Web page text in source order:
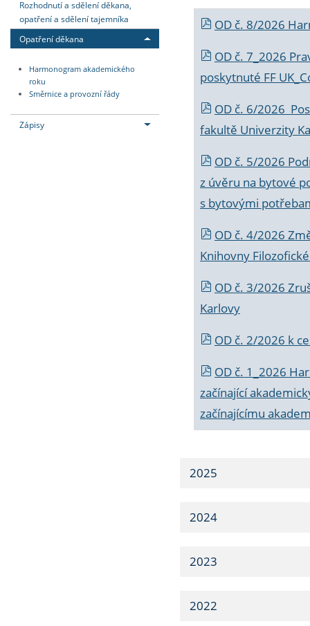
Rozhodnutí a sdělení děkana,
opatření a sdělení tajemníka
Opatření děkana
Harmonogram akademického
roku
Směrnice a provozní řády
Zápisy
OD č. 8/2026
OD č. 7_2026
poskytnuté FF
OD č. 6/2026
fakultě Univerzity
OD č. 5/2026
z úvěru na bytové
s bytovými
OD č. 4/2026
Knihovny
OD č. 3/2026
Karlovy
OD č. 2/2026 k
OD č. 1_2026
začínající
začínajícímu
2025
2024
2023
2022